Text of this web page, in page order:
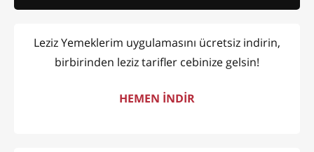
Leziz Yemeklerim uygulamasını ücretsiz indirin,
birbirinden leziz tarifler cebinize gelsin!
HEMEN İNDİR